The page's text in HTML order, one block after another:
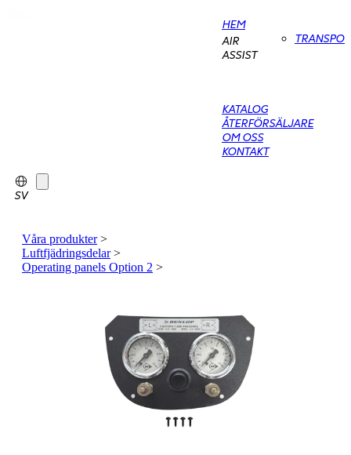
HEM
AIR
ASSIST
KATALOG
ÅTERFÖRSÄLJARE
OM OSS
KONTAKT
SV
Våra produkter>
Luftfjädringsdelar>
Operating panels Option 2 >